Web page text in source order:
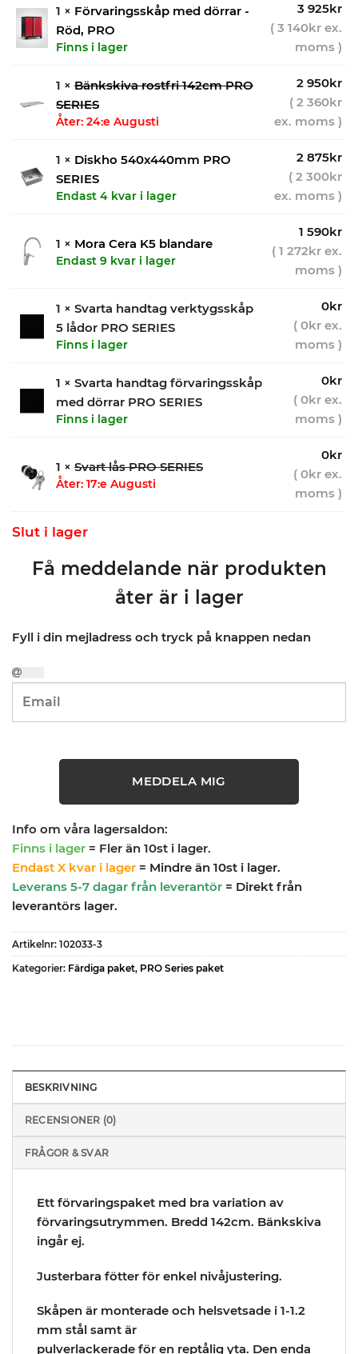
1 × Förvaringsskåp med dörrar -
Röd, PRO
Finns i lager
3 925kr
( 3 140kr ex.
moms )
1 × Bänkskiva rostfri 142cm PRO
SERIES
Åter: 24:e Augusti
2 950kr
( 2 360kr
ex. moms )
1 × Diskho 540x440mm PRO
SERIES
Endast 4 kvar i lager
2 875kr
( 2 300kr
ex. moms )
1 × Mora Cera K5 blandare
Endast 9 kvar i lager
1 590kr
( 1 272kr ex.
moms )
1 × Svarta handtag verktygsskåp
5 lådor PRO SERIES
Finns i lager
0kr
( 0kr ex.
moms )
1 × Svarta handtag förvaringsskåp
med dörrar PRO SERIES
Finns i lager
0kr
( 0kr ex.
moms )
1 × Svart lås PRO SERIES
Åter: 17:e Augusti
0kr
( 0kr ex.
moms )
Slut i lager
Få meddelande när produkten
åter är i lager
Fyll i din mejladress och tryck på knappen nedan
MEDDELA MIG
Info om våra lagersaldon:
Finns i lager = Fler än 10st i lager.
Endast X kvar i lager = Mindre än 10st i lager.
Leverans 5-7 dagar från leverantör = Direkt från
leverantörs lager.
Artikelnr: 102033-3
Kategorier: Färdiga paket, PRO Series paket
BESKRIVNING
RECENSIONER (0)
FRÅGOR & SVAR
Ett förvaringspaket med bra variation av
förvaringsutrymmen. Bredd 142cm. Bänkskiva
ingår ej.
Justerbara fötter för enkel nivåjustering.
Skåpen är monterade och helsvetsade i 1-1.2
mm stål samt är
pulverlackerade för en reptålig yta. Den enda